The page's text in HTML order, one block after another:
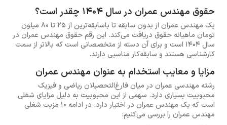
حقوق مهندس عمران در سال 1404 چقدر است؟
یک مهندس عمران از بدون سابقه تا باسابقه‌ترین از 25 تا 80 میلون
تومان ماهیانه حقوق دریافت می‌کند. این رقم حقوق مهندس عمران در
سال 1404 است و برای آن دسته از متخصصانی است که بالاتر از سمت
کارشناسی هستند و سابقه‌کار مناسبی دارند.
مزایا و معایب استخدام به عنوان مهندس عمران
رشته مهندسی عمران در میان فارغ‌التحصیلان ریاضی و فیزیک
محبوبیت بسیاری دارد. سهمی از این محبوبیت به دلیل مزایای شغلی
است که یک مهندس عمران در اختیار دارد. در ادامه 10 مزیت شغلی
مهندس عمران را بررسی می‌کنیم: